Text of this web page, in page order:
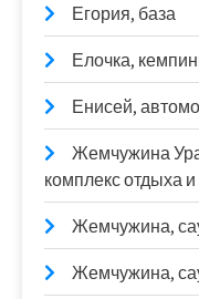
Егория, база
Елочка,
Енисей,
Жемчужина
комплекс отдыха
Жемчужина,
Жемчужина,